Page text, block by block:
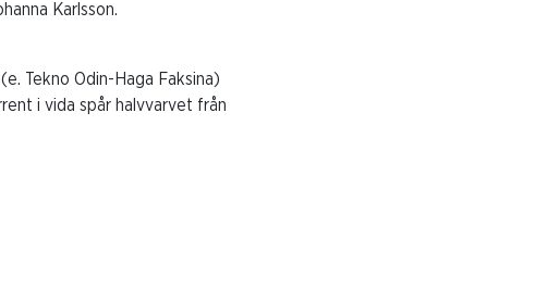
Karlsson.
Tekno Odin-Haga Faksina)
i vida spår halvvarvet från